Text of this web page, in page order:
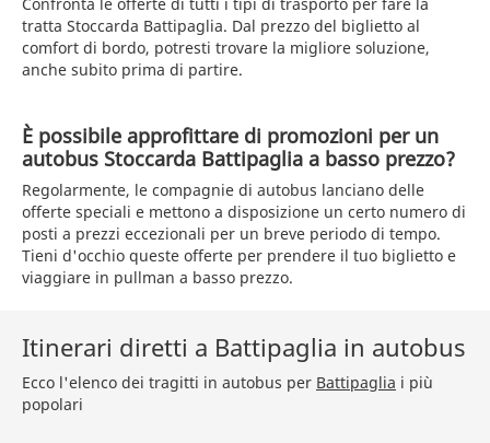
tratta Stoccarda Battipaglia. Dal prezzo del biglietto al
comfort di bordo, potresti trovare la migliore soluzione,
anche subito prima di partire.
È possibile approfittare di promozioni per un
autobus Stoccarda Battipaglia a basso prezzo?
Regolarmente, le compagnie di autobus lanciano delle
offerte speciali e mettono a disposizione un certo numero di
posti a prezzi eccezionali per un breve periodo di tempo.
Tieni d'occhio queste offerte per prendere il tuo biglietto e
viaggiare in pullman a basso prezzo.
Itinerari diretti a Battipaglia in autobus
Ecco l'elenco dei tragitti in autobus per Battipaglia i più
popolari